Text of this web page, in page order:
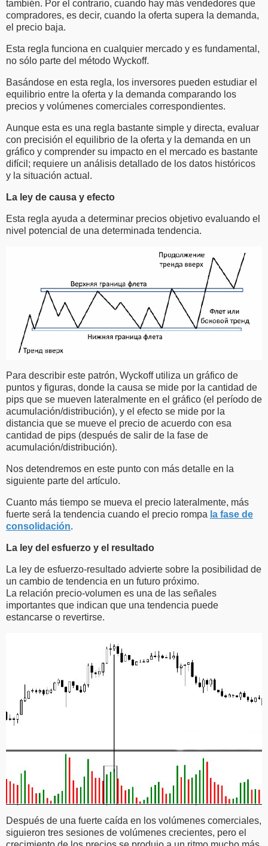
también. Por el contrario, cuando hay más vendedores que
compradores, es decir, cuando la oferta supera la demanda,
el precio baja.
Esta regla funciona en cualquier mercado y es fundamental,
no sólo parte del método Wyckoff.
Basándose en esta regla, los inversores pueden estudiar el
equilibrio entre la oferta y la demanda comparando los
precios y volúmenes comerciales correspondientes.
Aunque esta es una regla bastante simple y directa, evaluar
con precisión el equilibrio de la oferta y la demanda en un
gráfico y comprender su impacto en el mercado es bastante
difícil; requiere un análisis detallado de los datos históricos
y la situación actual.
La ley de causa y efecto
Esta regla ayuda a determinar precios objetivo evaluando el
nivel potencial de una determinada tendencia.
Para describir este patrón, Wyckoff utiliza un gráfico de
puntos y figuras, donde la causa se mide por la cantidad de
pips que se mueven lateralmente en el gráfico (el período de
acumulación/distribución), y el efecto se mide por la
distancia que se mueve el precio de acuerdo con esa
cantidad de pips (después de salir de la fase de
acumulación/distribución).
Nos detendremos en este punto con más detalle en la
siguiente parte del artículo.
Cuanto más tiempo se mueva el precio lateralmente, más
fuerte será la tendencia cuando el precio rompa la fase de
consolidación.
La ley del esfuerzo y el resultado
La ley de esfuerzo-resultado advierte sobre la posibilidad de
un cambio de tendencia en un futuro próximo.
La relación precio-volumen es una de las señales
importantes que indican que una tendencia puede
estancarse o revertirse.
Después de una fuerte caída en los volúmenes comerciales,
siguieron tres sesiones de volúmenes crecientes, pero el